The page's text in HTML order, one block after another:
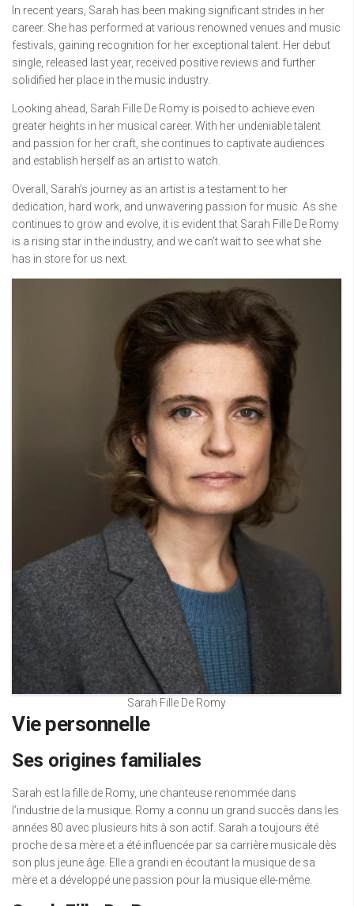
In recent years, Sarah has been making significant strides in her
career. She has performed at various renowned venues and music
festivals, gaining recognition for her exceptional talent. Her debut
single, released last year, received positive reviews and further
solidified her place in the music industry.
Looking ahead, Sarah Fille De Romy is poised to achieve even
greater heights in her musical career. With her undeniable talent
and passion for her craft, she continues to captivate audiences
and establish herself as an artist to watch.
Overall, Sarah’s journey as an artist is a testament to her
dedication, hard work, and unwavering passion for music. As she
continues to grow and evolve, it is evident that Sarah Fille De Romy
is a rising star in the industry, and we can’t wait to see what she
has in store for us next.
Sarah Fille De Romy
Vie personnelle
Ses origines familiales
Sarah est la fille de Romy, une chanteuse renommée dans
l’industrie de la musique. Romy a connu un grand succès dans les
années 80 avec plusieurs hits à son actif. Sarah a toujours été
proche de sa mère et a été influencée par sa carrière musicale dès
son plus jeune âge. Elle a grandi en écoutant la musique de sa
mère et a développé une passion pour la musique elle-même.